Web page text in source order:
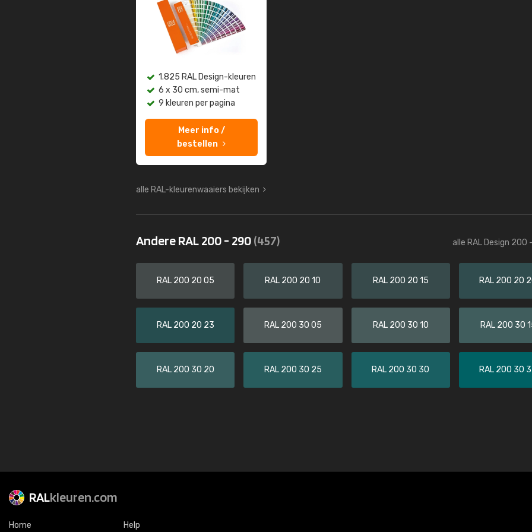
1.825 RAL Design-kleuren
6 x 30 cm, semi-mat
9 kleuren per pagina
Meer info /
bestellen
alle RAL-kleurenwaaiers bekijken
Andere RAL 200 - 290(457) alle RAL Design 200
RAL 200 20 05 RAL 200 20 10 RAL 200 20 15 RAL 200 20
RAL 200 20 23 RAL 200 30 05 RAL 200 30 10 RAL 200 30
RAL 200 30 20 RAL 200 30 25 RAL 200 30 30 RAL 200 30
RALkleuren.com
Home Help